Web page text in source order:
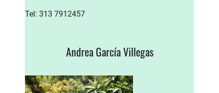
Tel: 313 7912457
Andrea García Villegas